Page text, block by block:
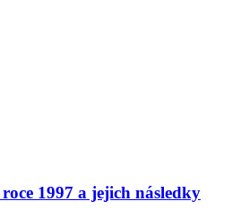
1997 a jejich následky